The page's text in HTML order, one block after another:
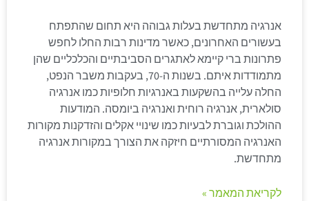
אנרגיה מתחדשת בעלות גבוהה היא תחום שהתפתח
בעשורים האחרונים, כאשר מדינות רבות החלו לחפש
פתרונות ברי קיימא לאתגרים הסביבתיים והכלכליים שהן
מתמודדות איתם. בשנות ה-70, בעקבות משבר הנפט,
החלה עלייה בהשקעות באנרגיות חלופיות כמו אנרגיה
סולארית, אנרגיה רוחית ואנרגיה ביומסה. המודעות
ההולכת וגוברת לבעיות כמו שינויי אקלים והזדקנות מקורות
האנרגיה המסורתיים חיזקה את הצורך במקורות אנרגיה
מתחדשת.
לקריאת המאמר »